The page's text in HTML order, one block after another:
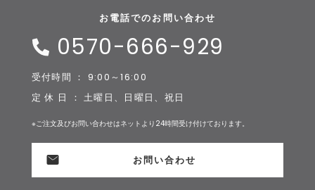
お電話でのお問い合わせ
0570-666-929
受付時間 ： 9:00～16:00
定 休 日 ： 土曜日、日曜日、祝日
※ご注文及びお問い合わせはネットより24時間受け付けております。
お問い合わせ